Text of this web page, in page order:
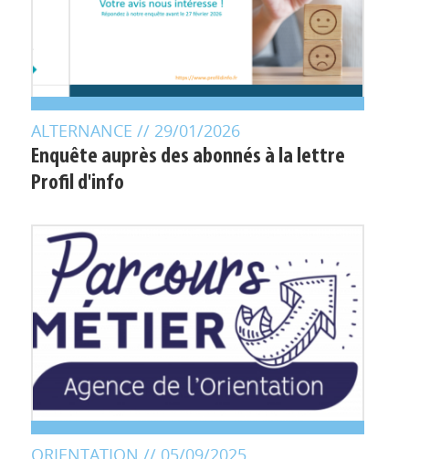
ALTERNANCE// 29/01/2026
Enquête auprès des abonnés à la lettre